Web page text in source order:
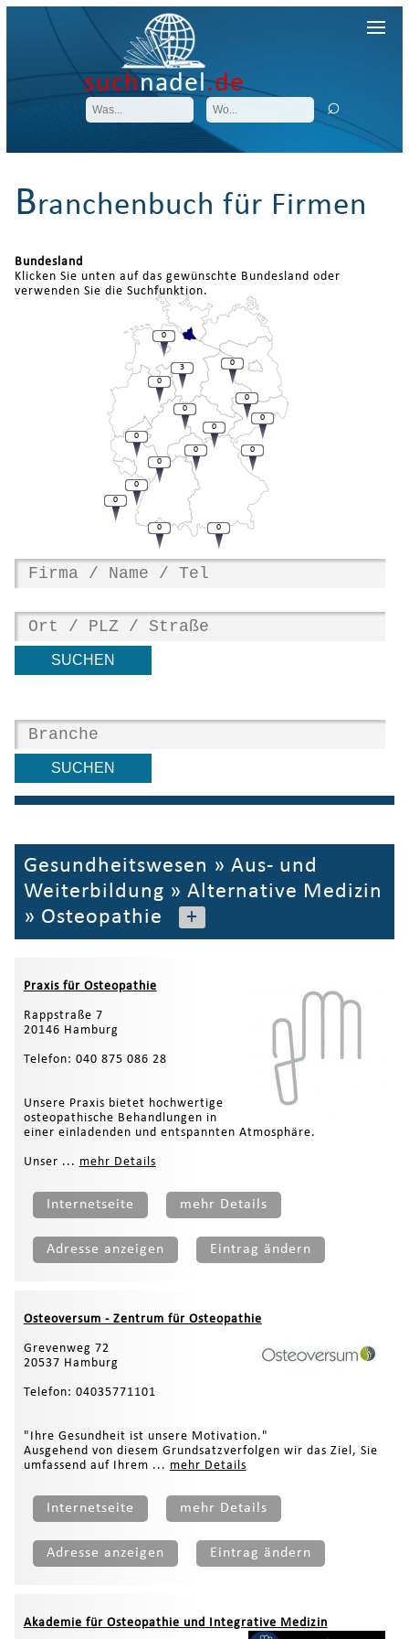
suchnadel.de
Branchenbuch für Firmen
Bundesland
Klicken Sie unten auf das gewünschte Bundesland oder
verwenden Sie die Suchfunktion.
0
0
0
0
0
0
3
0
0
0
0
0
0
0
0
0
Gesundheitswesen » Aus- und
Weiterbildung » Alternative Medizin
» Osteopathie +
Praxis für Osteopathie
Rappstraße 7
20146 Hamburg
Telefon: 040 875 086 28
Unsere Praxis bietet hochwertige
osteopathische Behandlungen in
einer einladenden und entspannten Atmosphäre.
Unser ... mehr Details
Internetseite mehr Details
Adresse anzeigen Eintrag ändern
Osteoversum - Zentrum für Osteopathie
Grevenweg 72
20537 Hamburg
Telefon: 04035771101
"Ihre Gesundheit ist unsere Motivation."
Ausgehend von diesem Grundsatzverfolgen wir das Ziel, Sie
umfassend auf Ihrem ... mehr Details
Internetseite mehr Details
Adresse anzeigen Eintrag ändern
Akademie für Osteopathie und Integrative Medizin